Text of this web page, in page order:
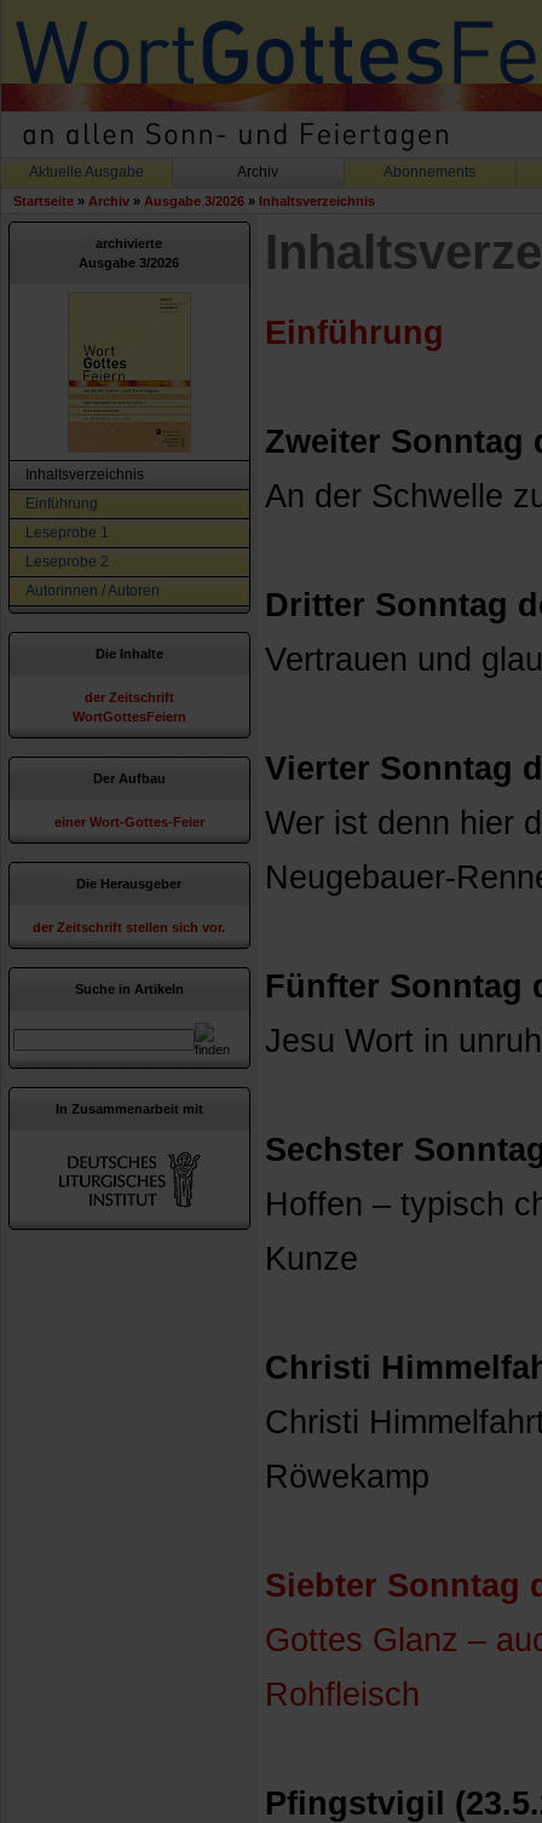
Aktuelle Ausgabe Archiv Abonnements
Startseite » Archiv » Ausgabe 3/2026 » Inhaltsverzeichnis
archivierte
Ausgabe 3/2026
Inhaltsverzeichnis
Einführung
Leseprobe 1
Leseprobe 2
Autorinnen / Autoren
Die Inhalte
der Zeitschrift
WortGottesFeiern
Der Aufbau
einer Wort-Gottes-Feier
Die Herausgeber
der Zeitschrift stellen sich vor.
Suche in Artikeln
In Zusammenarbeit mit
Einführung
Zweiter Sonntag
An der Schwelle
Dritter Sonntag
Vertrauen und
Vierter Sonntag
Wer ist denn hier
Neugebauer-
Fünfter Sonntag
Jesu Wort in
Sechster
Hoffen – typisch
Kunze
Christi
Christi
Röwekamp
Siebter Sonntag
Gottes Glanz –
Rohfleisch
Pfingstvigil